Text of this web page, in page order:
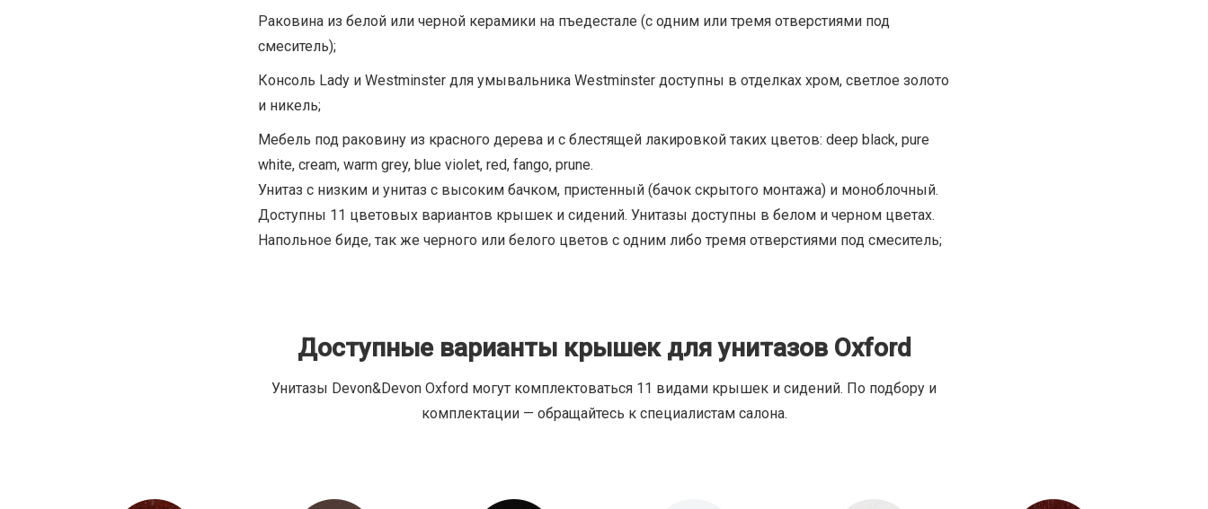
Раковина из белой или черной керамики на пъедестале (с одним или тремя отверстиями под
смеситель);
Консоль Lady и Westminster для умывальника Westminster доступны в отделках хром, светлое золото
и никель;
Мебель под раковину из красного дерева и с блестящей лакировкой таких цветов: deep black, pure
white, cream, warm grey, blue violet, red, fango, prune.
Унитаз с низким и унитаз с высоким бачком, пристенный (бачок скрытого монтажа) и моноблочный.
Доступны 11 цветовых вариантов крышек и сидений. Унитазы доступны в белом и черном цветах.
Напольное биде, так же черного или белого цветов с одним либо тремя отверстиями под смеситель;
Доступные варианты крышек для унитазов Oxford
Унитазы Devon&Devon Oxford могут комплектоваться 11 видами крышек и сидений. По подбору и
комплектации — обращайтесь к специалистам салона.